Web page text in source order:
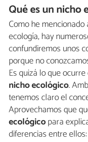
Qué es un nicho
Como he
ecología, hay
confundiremos unos
porque no
Es quizá lo que
nicho ecológico.
tenemos claro el
Aprovechamos que
ecológicopara
diferencias entre ellos: